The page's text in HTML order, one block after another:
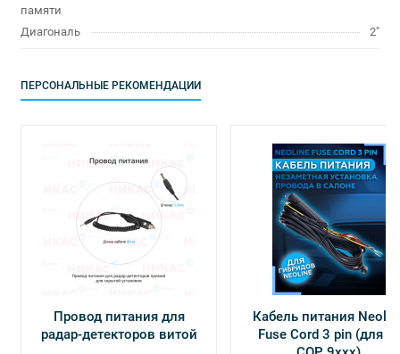
памяти
Диагональ 2"
ПЕРСОНАЛЬНЫЕ РЕКОМЕНДАЦИИ
Провод питания для
радар-детекторов витой
Кабель питания
Fuse Cord 3 pin (для Х-